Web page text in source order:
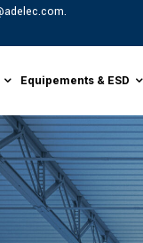
Equipements & ESD